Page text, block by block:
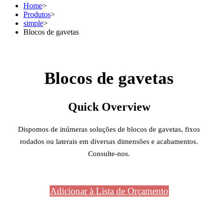
Home>
Produtos>
simple>
Blocos de gavetas
Blocos de gavetas
Quick Overview
Dispomos de inúmeras soluções de blocos de gavetas, fixos
rodados ou laterais em diversas dimensões e acabamentos.
Consulte-nos.
Adicionar à Lista de Orçamento